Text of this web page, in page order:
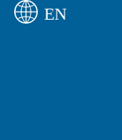
EN